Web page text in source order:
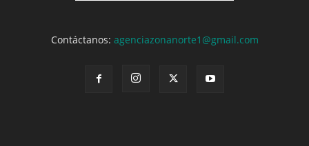
Contáctanos: agenciazonanorte1@gmail.com